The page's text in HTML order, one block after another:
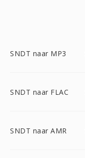
SNDT naar MP3
SNDT naar FLAC
SNDT naar AMR